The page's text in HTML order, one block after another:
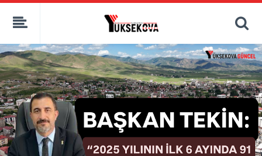
kaçak bahis
deneme bonusu
canlı bahis siteleri
deneme bonusu veren siteler
bahis siteleri
porno izle